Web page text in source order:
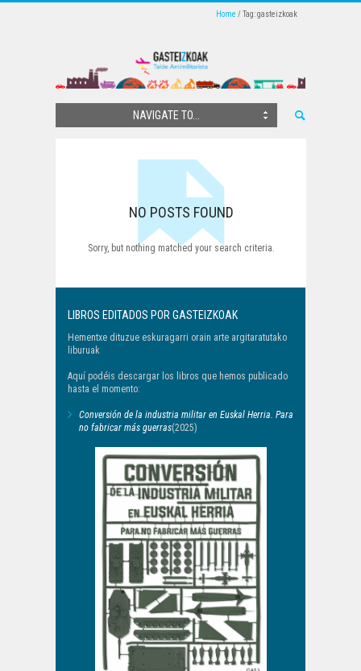
Home Tag: gasteizkoak
NAVIGATE TO...
NO POSTS FOUND
Sorry, but nothing matched your search criteria.
LIBROS EDITADOS POR GASTEIZKOAK
Hementxe dituzue eskuragarri orain arte argitaratutako
liburuak
Aquí podéis descargar los libros que hemos publicado
hasta el momento:
Conversión de la industria militar en Euskal Herria. Para
no fabricar más guerras(2025)